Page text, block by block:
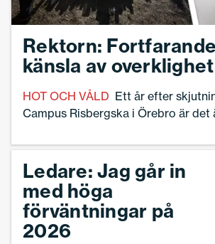
Rektorn:
känsla av overklighet
HOT OCH VÅLD Ett år efter
Campus Risbergska i Örebro är det
Ledare: Jag går in
med höga
förväntningar på
2026